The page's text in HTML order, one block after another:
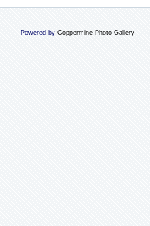
Powered by Coppermine Photo Gallery